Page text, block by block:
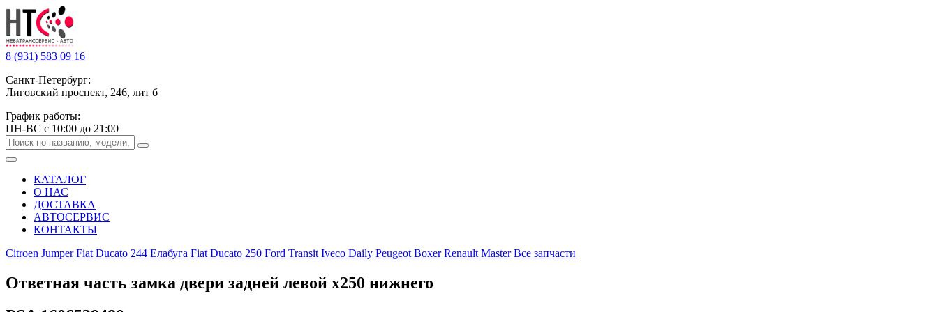
8 (931) 583 09 16
Санкт-Петербург:
Лиговский проспект, 246, лит б
График работы:
ПН-ВС с 10:00 до 21:00
КАТАЛОГ
О НАС
ДОСТАВКА
АВТОСЕРВИС
КОНТАКТЫ
Citroen Jumper Fiat Ducato 244 Елабуга Fiat Ducato 250 Ford Transit Iveco Daily Peugeot Boxer Renault Master Все запчасти
Ответная часть замка двери задней левой х250 нижнего